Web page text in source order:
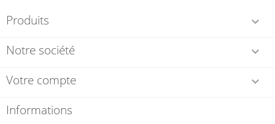
Produits 
Notre société 
Votre compte 
Informations